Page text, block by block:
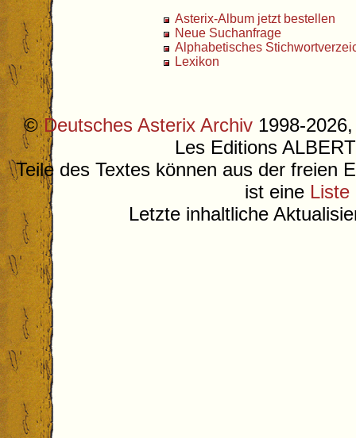
Asterix-Album jetzt bestellen
Neue Suchanfrage
Alphabetisches
Lexikon
©Deutsches Asterix Archiv 1998-
Les Editions
Teile des Textes können aus der freien
ist eine Liste
Letzte inhaltliche